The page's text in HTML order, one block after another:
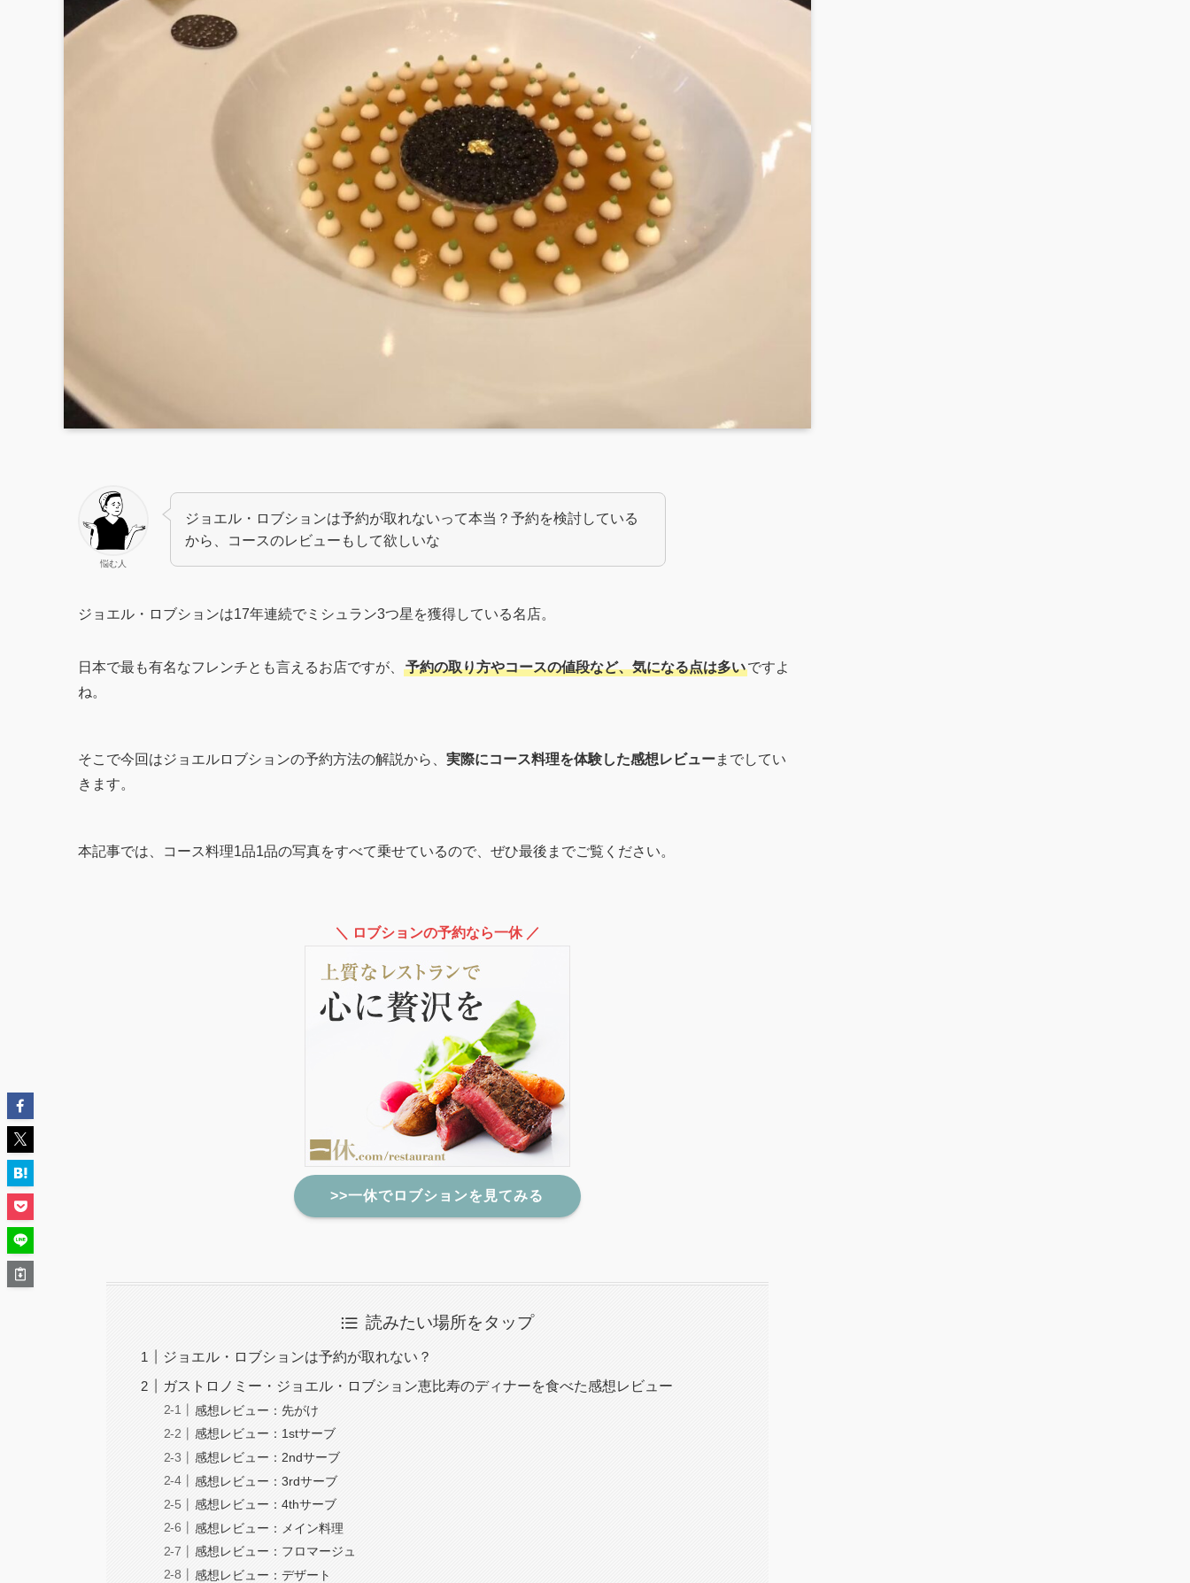
悩む人
ジョエル・ロブションは予約が取れないって本当？予約を検討している
から、コースのレビューもして欲しいな
ジョエル・ロブションは17年連続でミシュラン3つ星を獲得している名店。
日本で最も有名なフレンチとも言えるお店ですが、 予約の取り方やコースの値段など、気になる点は多いですよ
ね。
そこで今回はジョエルロブションの予約方法の解説から、 実際にコース料理を体験した感想レビューまでしてい
きます。
本記事では、コース料理1品1品の写真をすべて乗せているので、ぜひ最後までご覧ください。
＼ ロブションの予約なら一休 ／
>>一休でロブションを見てみる
読みたい場所をタップ
ジョエル・ロブションは予約が取れない？
ガストロノミー・ジョエル・ロブション恵比寿のディナーを食べた感想レビュー
感想レビュー：先がけ
感想レビュー：1stサーブ
感想レビュー：2ndサーブ
感想レビュー：3rdサーブ
感想レビュー：4thサーブ
感想レビュー：メイン料理
感想レビュー：フロマージュ
感想レビュー：デザート